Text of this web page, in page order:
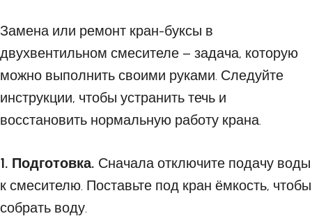
Замена или ремонт кран-буксы в
двухвентильном смесителе – задача, которую
можно выполнить своими руками. Следуйте
инструкции, чтобы устранить течь и
восстановить нормальную работу крана.
1. Подготовка. Сначала отключите подачу воды
к смесителю. Поставьте под кран ёмкость, чтобы
собрать воду.